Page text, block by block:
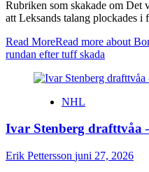
Rubriken som skakade om Det
att Leksands talang plockades i
Read MoreRead more about
rundan efter tuff skada
NHL
Ivar Stenberg drafttvåa
Erik Pettersson juni 27, 2026